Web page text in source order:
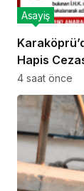
Hapis
Asayiş
4 saat önce